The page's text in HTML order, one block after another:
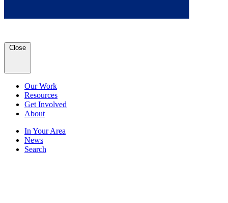
Close
Our Work
Resources
Get Involved
About
In Your Area
News
Search